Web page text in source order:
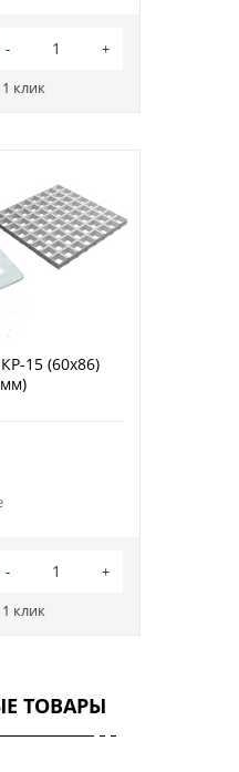
клик
15 (60х86)
клик
ТОВАРЫ